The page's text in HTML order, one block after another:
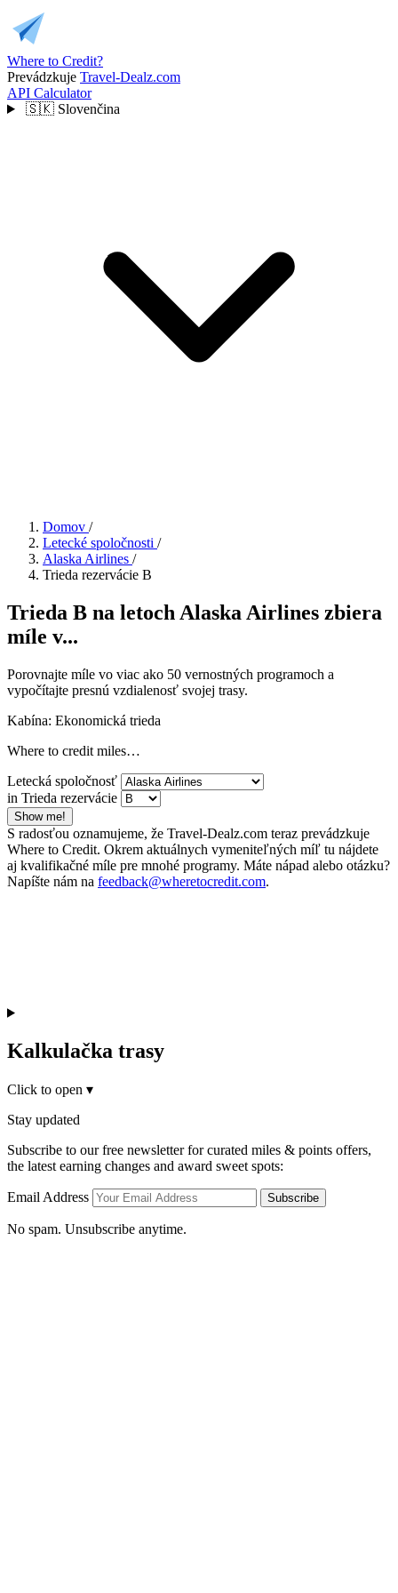
Where to Credit?
Prevádzkuje Travel-Dealz.com
API Calculator
🇸🇰 Slovenčina
Domov /
Letecké spoločnosti /
Alaska Airlines /
Trieda rezervácie B
Trieda B na letoch Alaska Airlines zbiera
míle v...
Porovnajte míle vo viac ako 50 vernostných programoch a
vypočítajte presnú vzdialenosť svojej trasy.
Kabína: Ekonomická trieda
Where to credit miles…
Letecká spoločnosť
in Trieda rezervácie
Show me!
S radosťou oznamujeme, že Travel-Dealz.com teraz prevádzkuje
Where to Credit. Okrem aktuálnych vymeniteľných míľ tu nájdete
aj kvalifikačné míle pre mnohé programy. Máte nápad alebo otázku?
Napíšte nám na feedback@wheretocredit.com.
Kalkulačka trasy
Click to open ▾
Stay updated
Subscribe to our free newsletter for curated miles & points offers,
the latest earning changes and award sweet spots:
Email Address Subscribe
No spam. Unsubscribe anytime.